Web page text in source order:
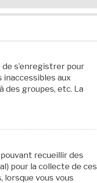
s’enregistrer pour
aux
des groupes, etc. La
recueillir des
pour la collecte de ces
lorsque vous vous